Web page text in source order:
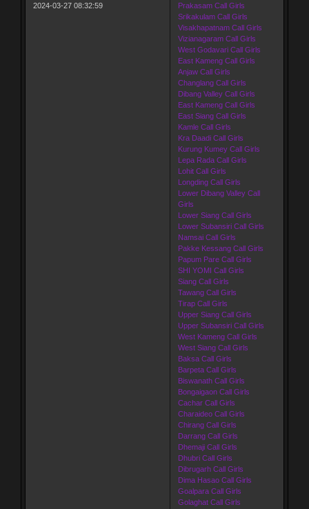
2024-03-27 08:32:59
Prakasam Call Girls
Srikakulam Call Girls
Visakhapatnam Call Girls
Vizianagaram Call Girls
West Godavari Call Girls
East Kameng Call Girls
Anjaw Call Girls
Changlang Call Girls
Dibang Valley Call Girls
East Kameng Call Girls
East Siang Call Girls
Kamle Call Girls
Kra Daadi Call Girls
Kurung Kumey Call Girls
Lepa Rada Call Girls
Lohit Call Girls
Longding Call Girls
Lower Dibang Valley Call
Girls
Lower Siang Call Girls
Lower Subansiri Call Girls
Namsai Call Girls
Pakke Kessang Call Girls
Papum Pare Call Girls
SHI YOMI Call Girls
Siang Call Girls
Tawang Call Girls
Tirap Call Girls
Upper Siang Call Girls
Upper Subansiri Call Girls
West Kameng Call Girls
West Siang Call Girls
Baksa Call Girls
Barpeta Call Girls
Biswanath Call Girls
Bongaigaon Call Girls
Cachar Call Girls
Charaideo Call Girls
Chirang Call Girls
Darrang Call Girls
Dhemaji Call Girls
Dhubri Call Girls
Dibrugarh Call Girls
Dima Hasao Call Girls
Goalpara Call Girls
Golaghat Call Girls